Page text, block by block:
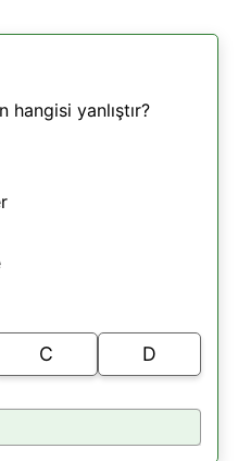
hangisi yanlıştır?
C D